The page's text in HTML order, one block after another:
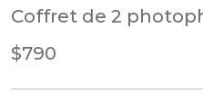
Coffret de 2
$790